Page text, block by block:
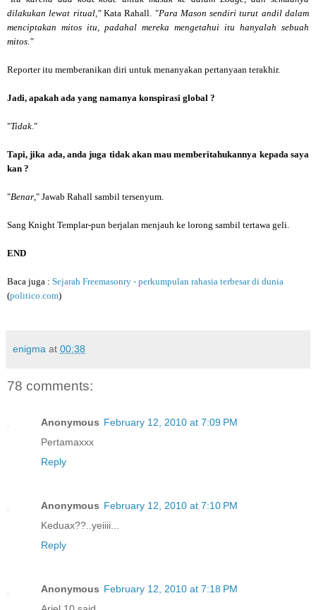
dilakukan lewat ritual,"Kata Rahall. "Para Mason sendiri turut andil dalam
menciptakan mitos itu, padahal mereka mengetahui itu hanyalah sebuah
mitos."
Reporter itu memberanikan diri untuk menanyakan pertanyaan terakhir.
Jadi, apakah ada yang namanya konspirasi global ?
"Tidak ."
Tapi, jika ada, anda juga tidak akan mau memberitahukannya kepada saya
kan ?
"Benar ," Jawab Rahall sambil tersenyum.
Sang Knight Templar-pun berjalan menjauh ke lorong sambil tertawa geli.
END
Baca juga : Sejarah Freemasonry - perkumpulan rahasia terbesar di dunia
(politico.com)
enigma at 00:38
78 comments:
Anonymous February 12, 2010 at 7:09 PM
Pertamaxxx
Reply
Anonymous February 12, 2010 at 7:10 PM
Keduax??..yeiiii...
Reply
Anonymous February 12, 2010 at 7:18 PM